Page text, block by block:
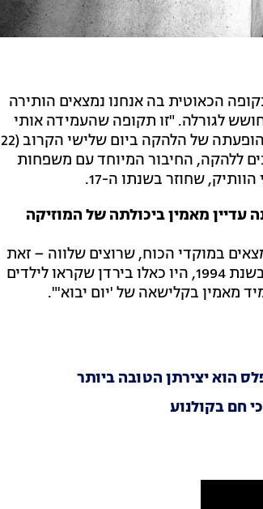
הכאוטית בה אנחנו נמצאים הותירה
לגורלה. "זו תקופה שהעמידה אותי
בפני המון סימני שאלה", הוא אומר לרשת 13 בריאיון מיוחד לרגל הופעתה של הלהקה ביום שלישי הקרוב (22
גם ייפתח. נושא השיחה? 30 שנים ללהקה, החיבור המיוחד עם משפחות
שחוזר בשנתו ה-17.
מאמין ביכולתה של המוזיקה
במוקדי הכוח, שרוצים שלווה – זאת
אומרת, הנושא קיים. אני זוכר שכשנחתם הסכם השלום עם ירדן בשנת 1994, היו כאלו בירדן שקראו לילדים
מאמין בקלישאה של 'יום יבוא'".
חם בקולנוע